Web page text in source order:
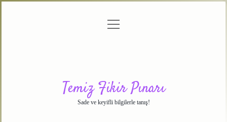
menüyü
Temiz Fikir Pınarı
Sade ve keyifli bilgilerle tanış!